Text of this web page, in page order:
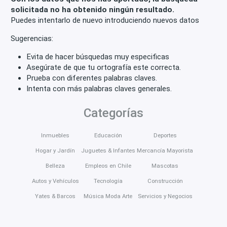
solicitada no ha obtenido ningún resultado.
Puedes intentarlo de nuevo introduciendo nuevos datos
Sugerencias:
Evita de hacer búsquedas muy especificas
Asegúrate de que tu ortografía este correcta.
Prueba con diferentes palabras claves.
Intenta con más palabras claves generales.
Categorías
Inmuebles
Hogar y Jardín
Belleza
Autos y Vehículos
Yates & Barcos
Educación
Juguetes & Infantes
Empleos en Chile
Tecnología
Música Moda Arte
Deportes
Mercancía Mayorista
Mascotas
Construcción
Servicios y Negocios
Áreas comunes Walk-in closet Quincho
Baño visitas
Cocina amoblada Comedor de diario Bodega
Aire acondicionado Calefacción Conserjería
Acceso para discapacitados
Ventana doble vidrio Fácil acceso
Ventiladores de techo